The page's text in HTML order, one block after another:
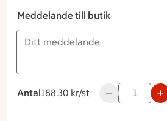
Meddelande till butik
Antal
188.30 kronor styck
188.30 kr/st Använd